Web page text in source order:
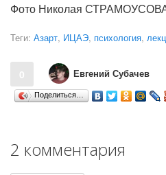
Фото Николая
Теги: Азарт, ИЦАЭ, психология,
0 Евгений Субачев
Поделиться…
2 комментария